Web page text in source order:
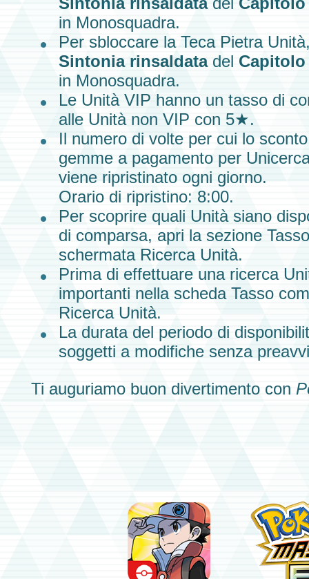
in Monosquadra.
Per sbloccare la Teca Pietra
Sintonia rinsaldatadel Capitolo
in Monosquadra.
Le Unità VIP hanno un tasso di
alle Unità non VIP con 5★.
Il numero di volte per cui lo
gemme a pagamentoper
viene ripristinato ogni giorno.
Orario di ripristino: 8:00.
Per scoprire quali Unitàsiano
di comparsa, apri la sezione
schermata Ricerca Unità.
Prima di effettuare una ricerca
importanti nella scheda Tasso
Ricerca Unità.
La durata del periodo di
soggetti a modifiche senza
Ti auguriamo buon divertimento con